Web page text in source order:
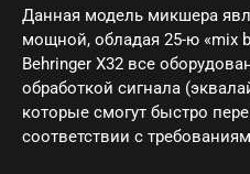
Данная модель микшера
мощной, обладая 25-ю «mix
Behringer X32 все
обработкой сигнала
которые смогут быстро
соответствии с